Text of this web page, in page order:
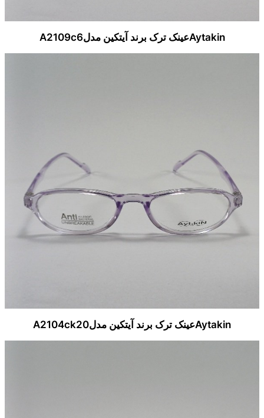
Aytakinعینک ترک برند آیتکین مدلA2109c6
Aytakinعینک ترک برند آیتکین مدلA2104ck20